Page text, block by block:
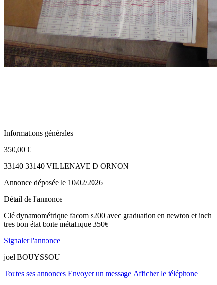
Informations générales
350,00 €
33140 33140 VILLENAVE D ORNON
Annonce déposée le 10/02/2026
Détail de l'annonce
Clé dynamométrique facom s200 avec graduation en newton et inch
tres bon état boite métallique 350€
Signaler l'annonce
joel BOUYSSOU
Toutes ses annonces Envoyer un message Afficher le téléphone